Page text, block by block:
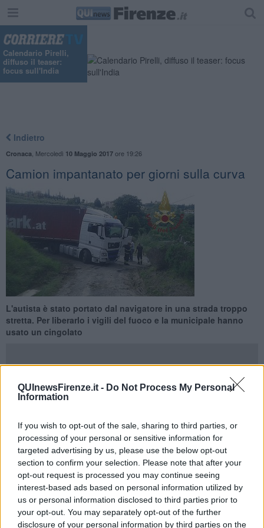
QUInewsFirenze.it - Do Not Process My Personal
Information
If you wish to opt-out of the sale, sharing to third parties, or
processing of your personal or sensitive information for
targeted advertising by us, please use the below opt-out
section to confirm your selection. Please note that after your
opt-out request is processed you may continue seeing
interest-based ads based on personal information utilized by
us or personal information disclosed to third parties prior to
your opt-out. You may separately opt-out of the further
disclosure of your personal information by third parties on the
Calendario Pirelli,
diffuso il teaser:
focus sull'India
Indietro
Cronaca Mercoledì 10 Maggio 2017ore 19:26
Camion impantanato per giorni sulla curva
L'autista è stato portato dal navigatore in una strada troppo
stretta. Per liberarlo i vigili del fuoco e la municipale hanno
usato un cingolato
Triozzi a Scandicci seguendo le indicazioni del navigatore.
Peccato che sia rimasto incastrato senza più poter andare né
avanti né indietro.
Alla fine c'è stato bisogno dell'intervento dei vigili del fuoco, della
polizia municipale e di alcuni cittadini che sono arrivati in suo